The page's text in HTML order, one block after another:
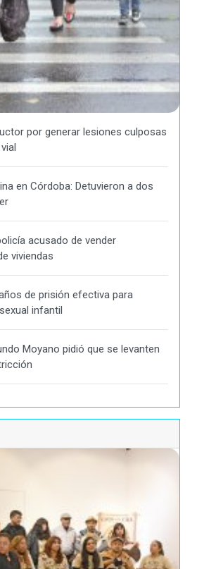
por generar lesiones culposas
en Córdoba: Detuvieron a dos
acusado de vender
viviendas
de prisión efectiva para
infantil
Moyano pidió que se levanten